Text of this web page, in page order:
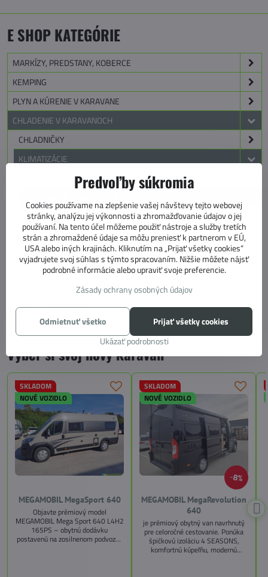
E SHOP KATEGÓRIE
MARKÍZY, PREDSTANY, KOBERCE
KEMPING
PLYN A KÚRENIE V KARAVANE
CHLADENIE V KARAVANOCH
CHLADNIČKY
KLIMATIZÁCIE
STROPNÉ KLIMATIZÁCIE
MOBILNÉ KLIMATIZÁCIE
PRÍSLUŠENSTVO
MOBILNÉ CHLADIČE
VODA A WC V KARAVANOCH
KONŠTRUKCIA A TECHNIKA KARAVANU
Vyber si svoj nový karavan
SKLADOM
NOVÉ VOZIDLO
MEGAMOBIL MegaSport 640
Objavte prémiový model
MEGAMOBIL Mega Sport 640 L4H2
165PS – obytnú dodávku
postavenú na zosilnenom podvozku
8%
SKLADOM
NOVÉ VOZIDLO
MEGAMOBIL MegaRevolution
640
je prémiový obytný van navrhnutý
pre celoročné cestovanie. Ponúka
špičkovú izoláciu 4 SEASONS,
komfortnú kúpeľňu, modernú
Predvoľby súkromia
Cookies používame na zlepšenie vašej návštevy tejto webovej
stránky, analýzu jej výkonnosti a zhromažďovanie údajov o jej
používaní. Na tento účel môžeme použiť nástroje a služby tretích
strán a zhromaždené údaje sa môžu preniesť k partnerom v EÚ,
USA alebo iných krajinách. Kliknutím na „Prijať všetky cookies“
vyjadrujete svoj súhlas s týmto spracovaním. Nižšie môžete nájsť
podrobné informácie alebo upraviť svoje preferencie.
Zásady ochrany osobných údajov
Ukázať podrobnosti
Prijať všetky cookies
Odmietnuť všetko